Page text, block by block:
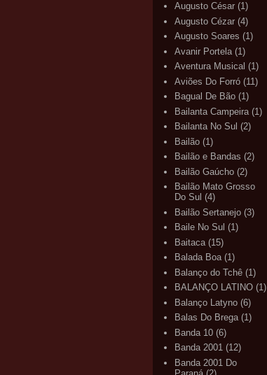
Augusto César (1)
Augusto Cézar (4)
Augusto Soares (1)
Avanir Portela (1)
Aventura Musical (1)
Aviões Do Forró (11)
Bagual De Bão (1)
Bailanta Campeira (1)
Bailanta No Sul (2)
Bailão (1)
Bailão e Bandas (2)
Bailão Gaúcho (2)
Bailão Mato Grosso
Do Sul (4)
Bailão Sertanejo (3)
Baile No Sul (1)
Baitaca (15)
Balada Boa (1)
Balanço do Tchê (1)
BALANÇO LATINO (1)
Balanço Latyno (6)
Balas Do Brega (1)
Banda 10 (6)
Banda 2001 (12)
Banda 2001 Do